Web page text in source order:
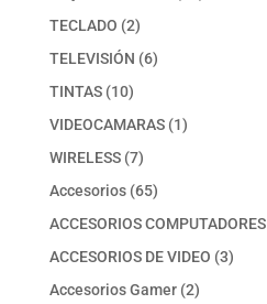
TECLADO 22
productos
TELEVISIÓN 66
TINTAS 1010
productos
VIDEOCAMARAS 11
WIRELESS 77
productos
Accesorios 6565
productos
ACCESORIOS COMPUTADORES
ACCESORIOS DE VIDEO 33
Accesorios Gamer 22